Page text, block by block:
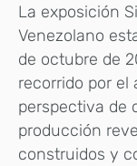
La exposición
Venezolano
de octubre de
recorrido por el
perspectiva de
producción
construidos y